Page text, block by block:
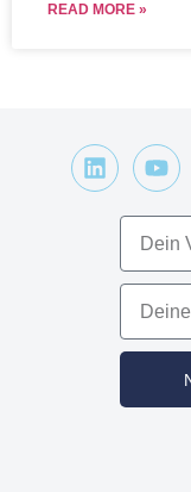
READ MORE »